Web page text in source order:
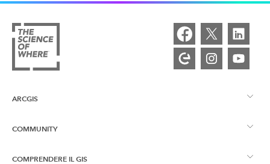
ARCGIS
Panoramica ArcGIS
COMMUNITY
Community Esri
COMPRENDERE IL GIS